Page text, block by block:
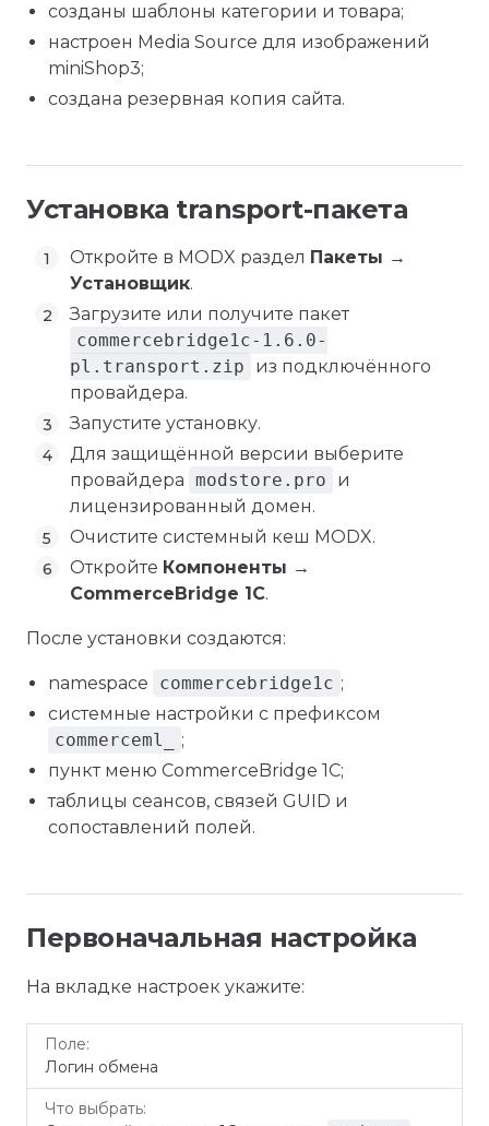
созданы шаблоны категории и товара;
настроен Media Source для изображений
miniShop3;
создана резервная копия сайта.
Установка transport-пакета
Откройте в MODX раздел Пакеты →
Установщик.
Загрузите или получите пакет
commercebridge1c-1.6.0-
pl.transport.zip
из подключённого
провайдера.
Запустите установку.
Для защищённой версии выберите
провайдера modstore.pro
и
лицензированный домен.
Очистите системный кеш MODX.
Откройте Компоненты →
CommerceBridge 1C.
После установки создаются:
namespace commercebridge1c ;
системные настройки с префиксом
commerceml_
;
пункт меню CommerceBridge 1C;
таблицы сеансов, связей GUID и
сопоставлений полей.
Первоначальная настройка
На вкладке настроек укажите:
Поле
выбрать
Логин обмена